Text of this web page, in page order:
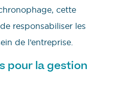
cette
responsabiliser les
de l’entreprise.
pour la gestion